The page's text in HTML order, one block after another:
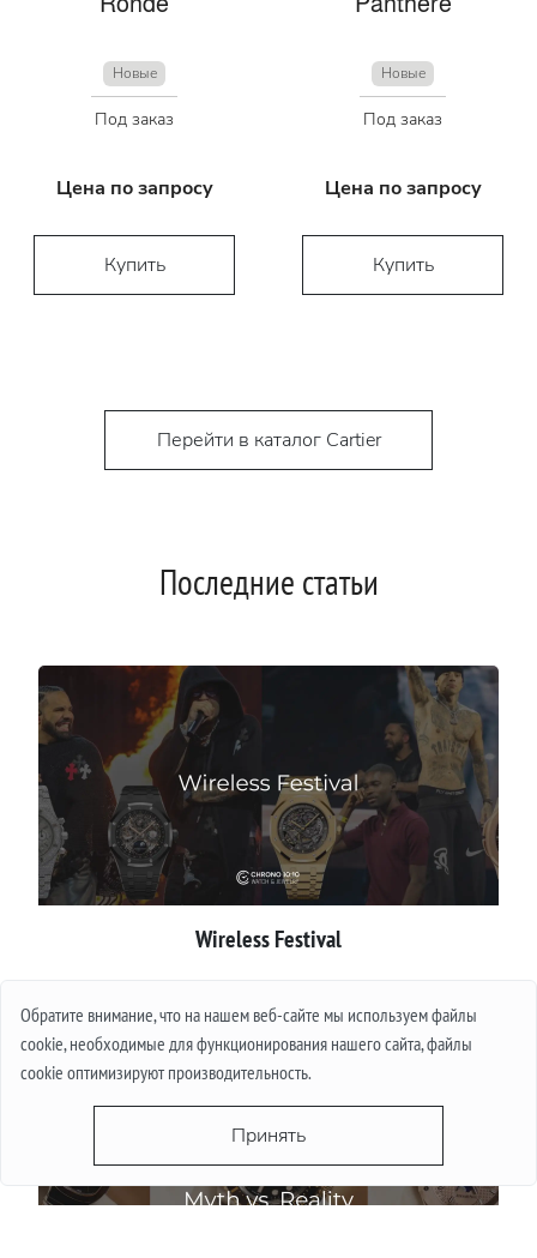
Обратите внимание, что на нашем веб-сайте мы используем файлы
cookie, необходимые для функционирования нашего сайта, файлы
cookie оптимизируют производительность.
Принять
Новые
Под заказ
Цена по запросу
Купить
Новые
Под заказ
Цена по запросу
Купить
Перейти в каталог Cartier
Последние статьи
Wireless Festival
Подробнее